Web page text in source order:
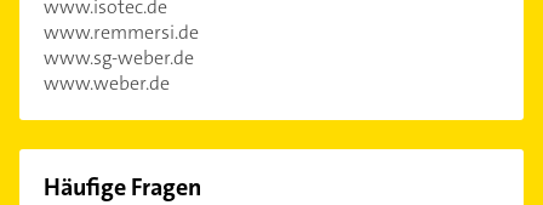
www.isotec.de
www.remmersi.de
www.sg-weber.de
www.weber.de
Häufige Fragen